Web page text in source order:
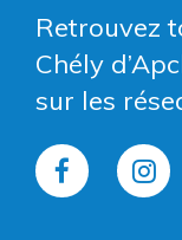
Retrouvez
Chély
sur les
Lien